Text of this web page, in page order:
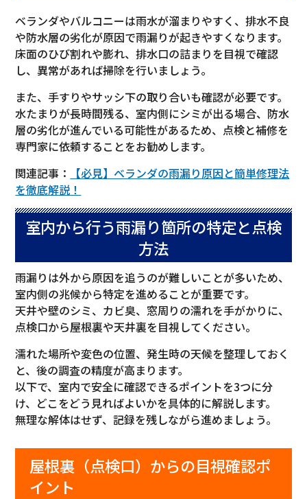
ベランダやバルコニーは雨水が溜まりやすく、排水不良
や防水層の劣化が原因で雨漏りが起きやすくなります。
床面のひび割れや膨れ、排水口の詰まりを目視で確認
し、異常があれば掃除を行いましょう。
また、手すりやサッシ下の取り合いも確認が必要です。
水たまりが長時間残る、室内側にシミが出る場合、防水
層の劣化が進んでいる可能性があるため、点検と補修を
専門家に依頼することをお勧めします。
関連記事：
【必見】ベランダの雨漏り原因と簡単修理法
を徹底解説！
室内から行う雨漏り箇所の特定と点検
方法
雨漏りは外から原因を追うのが難しいことが多いため、
室内側の兆候から特定を進めることが重要です。
天井や壁のシミ、カビ臭、窓周りの濡れを手がかりに、
点検口から屋根裏や天井裏を目視してください。
濡れた場所や変色の位置、発生時の天候を整理しておく
と、後の調査の精度が高まります。
以下で、室内で安全に確認できるポイントを3つに分
け、どこをどう見ればよいかを具体的に解説します。
無理な解体はせず、記録を残しながら進めましょう。
屋根裏（点検口）からの目視確認ポ
イント